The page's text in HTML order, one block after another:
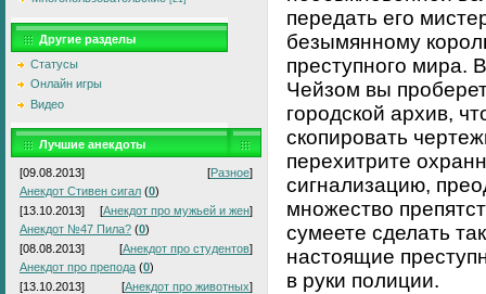
Другие разделы
Статусы
Онлайн игры
Видео
Лучшие анекдоты
[09.08.2013] [Разное]
Анекдот Стивен сигал (0)
[13.10.2013]
[Анекдот про мужьей и жен]
Анекдот №47 Пила? (0)
[08.08.2013]
[Анекдот про студентов]
Анекдот про препода (0)
[13.10.2013]
[Анекдот про животных]
передать его
безымянному
преступного мира.
Чейзом вы
городской архив,
скопировать
перехитрите
сигнализацию,
множество
сумеете сделать
настоящие
в руки полиции.